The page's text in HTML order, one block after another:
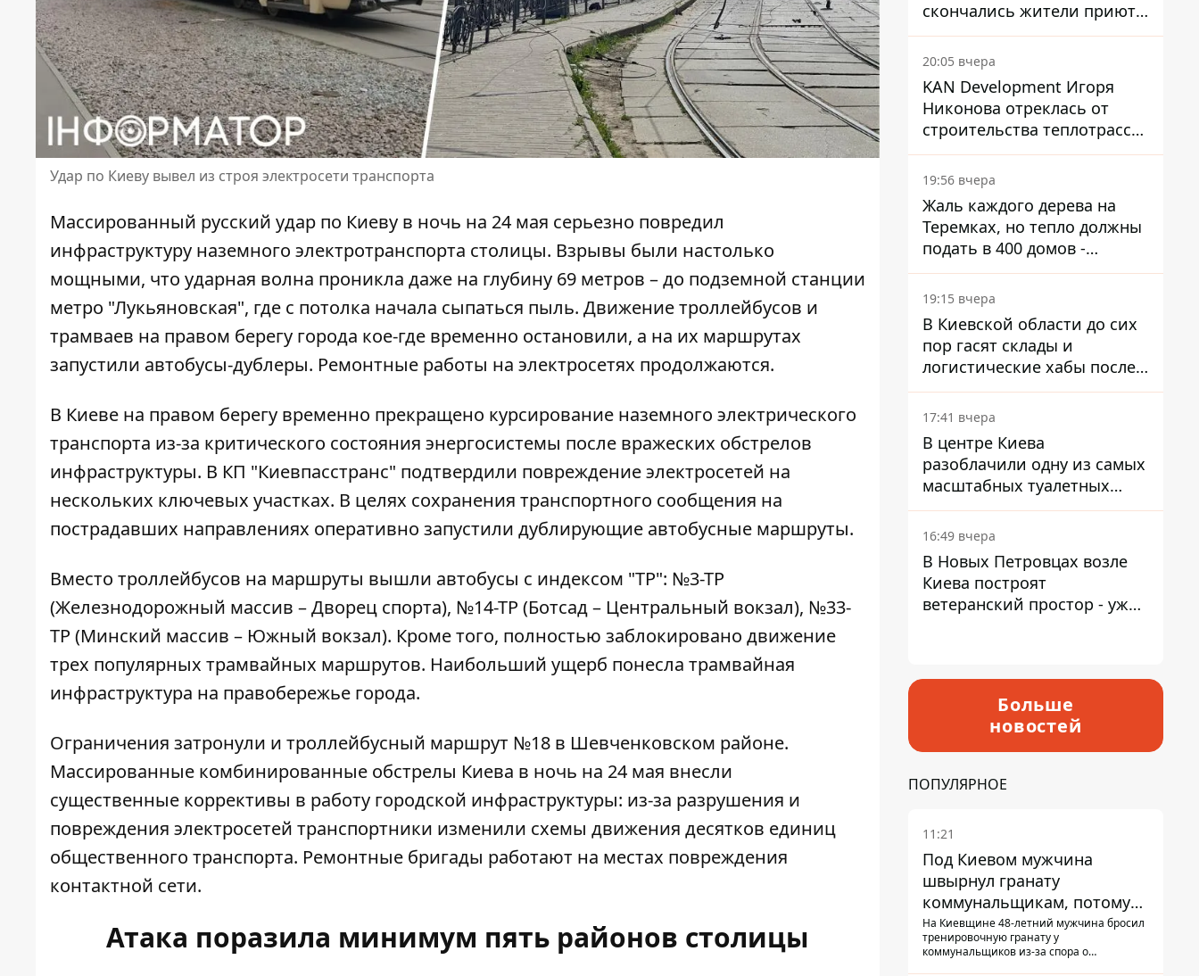
Удар по Киеву вывел из строя электросети транспорта
Массированный русский удар по Киеву в ночь на 24 мая серьезно повредил
инфраструктуру наземного электротранспорта столицы. Взрывы были настолько
мощными, что ударная волна проникла даже на глубину 69 метров – до подземной станции
метро "Лукьяновская", где с потолка начала сыпаться пыль. Движение троллейбусов и
трамваев на правом берегу города кое-где временно остановили, а на их маршрутах
запустили автобусы-дублеры. Ремонтные работы на электросетях продолжаются.
В Киеве на правом берегу временно прекращено курсирование наземного электрического
транспорта из-за критического состояния энергосистемы после вражеских обстрелов
инфраструктуры. В КП "Киевпасстранс" подтвердили повреждение электросетей на
нескольких ключевых участках. В целях сохранения транспортного сообщения на
пострадавших направлениях оперативно запустили дублирующие автобусные маршруты.
Вместо троллейбусов на маршруты вышли автобусы с индексом "ТР": №3-ТР
(Железнодорожный массив – Дворец спорта), №14-ТР (Ботсад – Центральный вокзал), №33-
ТР (Минский массив – Южный вокзал). Кроме того, полностью заблокировано движение
трех популярных трамвайных маршрутов. Наибольший ущерб понесла трамвайная
инфраструктура на правобережье города.
Ограничения затронули и троллейбусный маршрут №18 в Шевченковском районе.
Массированные комбинированные обстрелы Киева в ночь на 24 мая внесли
существенные коррективы в работу городской инфраструктуры: из-за разрушения и
повреждения электросетей транспортники изменили схемы движения десятков единиц
общественного транспорта. Ремонтные бригады работают на местах повреждения
контактной сети.
Атака поразила минимум пять районов столицы
скончались жители приюта
для собак с инвалидностью
20:05 вчера
KAN Development Игоря
Никонова отреклась от
строительства теплотрассы
на Теремках
19:56 вчера
Жаль каждого дерева на
Теремках, но тепло должны
подать в 400 домов -
депутат Киевсовета
19:15 вчера
В Киевской области до сих
пор гасят склады и
логистические хабы после
прилетов ракет - ГСЧС
17:41 вчера
В центре Киева
разоблачили одну из самых
масштабных туалетных
схем с фиктивным домом
16:49 вчера
В Новых Петровцах возле
Киева построят
ветеранский простор - уже
Больше
новостей
ПОПУЛЯРНОЕ
11:21
Под Киевом мужчина
швырнул гранату
коммунальщикам, потому
что не хотел платить по
квитанциям
На Киевщине 48-летний мужчина бросил
тренировочную гранату у
коммунальщиков из-за спора о